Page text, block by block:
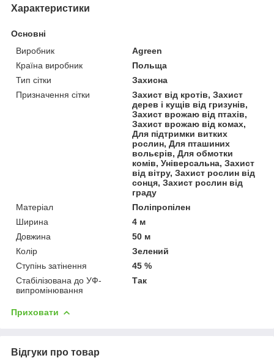
Характеристики
Основні
Виробник
Agreen
Країна виробник
Польща
Тип сітки
Захисна
Призначення сітки
Захист від кротів, Захист
дерев і кущів від гризунів,
Захист врожаю від птахів,
Захист врожаю від комах,
Для підтримки витких
рослин, Для пташиних
вольєрів, Для обмотки
комів, Універсальна, Захист
від вітру, Захист рослин від
сонця, Захист рослин від
граду
Матеріал
Поліпропілен
Ширина
4 м
Довжина
50 м
Колір
Зелений
Ступінь затінення
45 %
Стабілізована до УФ-
випромінювання
Так
Приховати
Відгуки про товар